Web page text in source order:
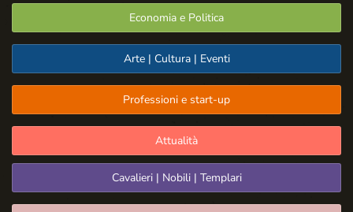
Economia e Politica
Arte | Cultura | Eventi
Professioni e start-up
Attualità
Cavalieri | Nobili | Templari